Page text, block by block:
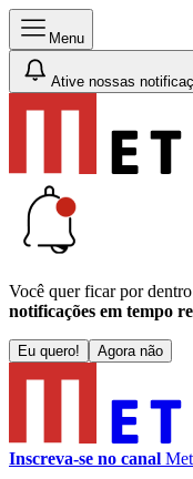
Menu
Ative nossas
Você quer ficar por
notificações em tempo
Eu quero! Agora não
Inscreva-se no canal